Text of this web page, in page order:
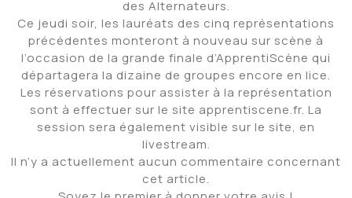
des Alternateurs.
Ce jeudi soir, les lauréats des cinq représentations
précédentes monteront à nouveau sur scène à
l’occasion de la grande finale d’ApprentiScène qui
départagera la dizaine de groupes encore en lice.
Les réservations pour assister à la représentation
sont à effectuer sur le site apprentiscene.fr. La
session sera également visible sur le site, en
livestream.
Il n’y a actuellement aucun commentaire concernant
cet article.